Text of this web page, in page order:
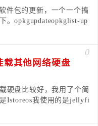
件包的更新，一个一个搞
。opkgupdateopkglist-up
0
其他网络硬盘
硬盘比较好，我用了个简
Istoreos我使用的是jellyfi